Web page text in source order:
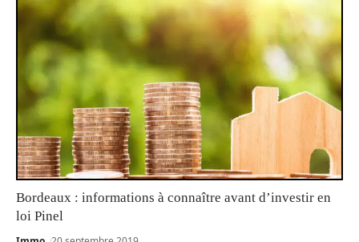
Bordeaux : informations à connaître avant d’investir en
loi Pinel